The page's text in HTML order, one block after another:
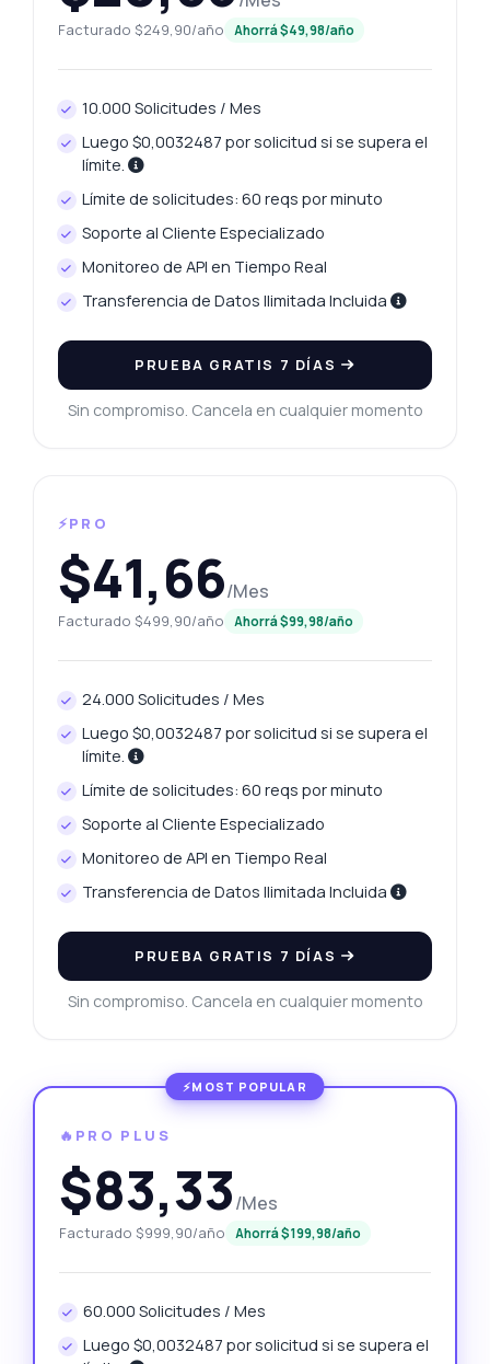
Facturado $249,90/año Ahorrá $49,98/año
10.000 Solicitudes / Mes
Luego $0,0032487 por solicitud si se supera el
límite.
Límite de solicitudes: 60 reqs por minuto
Soporte al Cliente Especializado
Monitoreo de API en Tiempo Real
Transferencia de Datos Ilimitada Incluida
PRUEBA GRATIS 7 DÍAS
Sin compromiso. Cancela en cualquier momento
⚡PRO
$41,66/Mes
Facturado $499,90/año Ahorrá $99,98/año
24.000 Solicitudes / Mes
Luego $0,0032487 por solicitud si se supera el
límite.
Límite de solicitudes: 60 reqs por minuto
Soporte al Cliente Especializado
Monitoreo de API en Tiempo Real
Transferencia de Datos Ilimitada Incluida
PRUEBA GRATIS 7 DÍAS
Sin compromiso. Cancela en cualquier momento
🔥PRO PLUS
$83,33/Mes
Facturado $999,90/año Ahorrá $199,98/año
60.000 Solicitudes / Mes
Luego $0,0032487 por solicitud si se supera el